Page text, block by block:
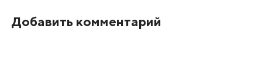
Добавить комментарий